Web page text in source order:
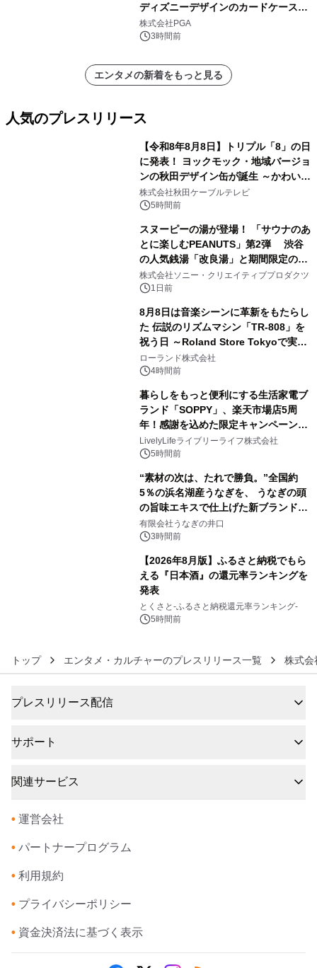
ディズニーデザインのカードケースを
株式会社PGAが8月7日発売
株式会社PGA
3時間前
エンタメの新着をもっと見る
人気のプレスリリース
【令和8年8月8日】トリプル「8」の日
に発表！ ヨックモック・地域バージョ
ンの秋田デザイン缶が誕生 ～かわいい
秋田犬の子犬と秋田の四季と名所を巡
るパッケージ～ 9月1日(火)秋田県内で
株式会社秋田ケーブルテレビ
5時間前
スヌーピーの湯が登場！ 「サウナのあ
とに楽しむPEANUTS」第2弾 渋谷
の人気銭湯「改良湯」と期間限定のコ
ラボレーション サウナイキタイコラ
ボグッズも発売決定！
株式会社ソニー・クリエイティブプロダクツ
1日前
8月8日は音楽シーンに革新をもたらし
た 伝説のリズムマシン「TR-808」を
祝う日 ～Roland Store Tokyoで実機
を展示しての 記念キャンペーンを開
催 英国ラジオ「NTS」の 特別プログ
アーティストを フィーチャーしたアニ
メーションを公開～
ローランド株式会社
4時間前
暮らしをもっと便利にする生活家電ブ
ランド「SOPPY」、楽天市場店5周
年！感謝を込めた限定キャンペーンを
8月10日より開催
LivelyLifeライブリーライフ株式会社
5時間前
“素材の次は、たれで勝負。”全国約
5％の浜名湖産うなぎを、 うなぎの頭
の旨味エキスで仕上げた新ブランド
「井口の誉」誕生
有限会社うなぎの井口
3時間前
【2026年8月版】ふるさと納税でもら
える『日本酒』の還元率ランキングを
発表
とくさと-ふるさと納税還元率ランキング-
5時間前
トップ エンタメ・カルチャーのプレスリリース一覧 株式会
プレスリリース配信
サポート
関連サービス
• 運営会社
• パートナープログラム
• 利用規約
• プライバシーポリシー
• 資金決済法に基づく表示